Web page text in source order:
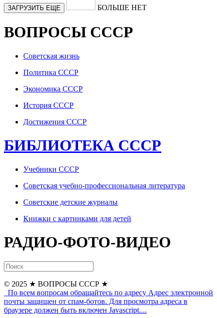
ЗАГРУЗИТЬ ЕЩЕ БОЛЬШЕ НЕТ
ВОПРОСЫ СССР
Советская жизнь
Политика СССР
Экономика СССР
История СССР
Достижения СССР
БИБЛИОТЕКА СССР
Учебники СССР
Советская учебно-профессиональная литература
Советские детские журналы
Книжки с картинками для детей
РАДИО-ФОТО-ВИДЕО
© 2025 ★ ВОПРОСЫ СССР ★
По всем вопросам обращайтесь по адресу Адрес электронной
почты защищен от спам-ботов. Для просмотра адреса в
браузере должен быть включен Javascript....